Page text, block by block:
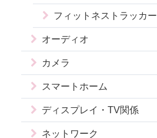
フィットネストラッカー
オーディオ
カメラ
スマートホーム
ディスプレイ・TV関係
ネットワーク